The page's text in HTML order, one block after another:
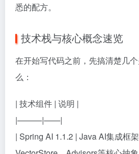
悉的配方。
技术栈与核心概念速览
在开始写代码之前，先搞清楚几
么：
| 技术组件 | 说明 |
|———|——|
| Spring AI 1.1.2 | Java AI集成框